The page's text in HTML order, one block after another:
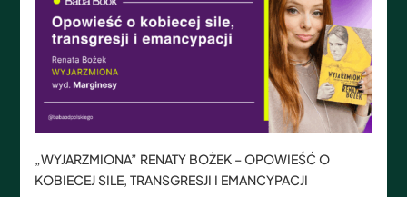
„WYJARZMIONA” RENATY BOŻEK – OPOWIEŚĆ O
KOBIECEJ SILE, TRANSGRESJI I EMANCYPACJI